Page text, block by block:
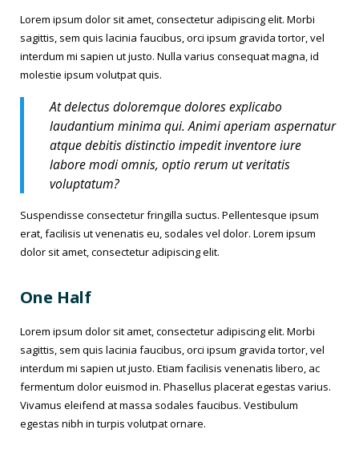
Lorem ipsum dolor sit amet, consectetur adipiscing elit. Morbi
sagittis, sem quis lacinia faucibus, orci ipsum gravida tortor, vel
interdum mi sapien ut justo. Nulla varius consequat magna, id
molestie ipsum volutpat quis.
At delectus doloremque dolores explicabo
laudantium minima qui. Animi aperiam aspernatur
atque debitis distinctio impedit inventore iure
labore modi omnis, optio rerum ut veritatis
voluptatum?
Suspendisse consectetur fringilla suctus. Pellentesque ipsum
erat, facilisis ut venenatis eu, sodales vel dolor. Lorem ipsum
dolor sit amet, consectetur adipiscing elit.
One Half
Lorem ipsum dolor sit amet, consectetur adipiscing elit. Morbi
sagittis, sem quis lacinia faucibus, orci ipsum gravida tortor, vel
interdum mi sapien ut justo. Etiam facilisis venenatis libero, ac
fermentum dolor euismod in. Phasellus placerat egestas varius.
Vivamus eleifend at massa sodales faucibus. Vestibulum
egestas nibh in turpis volutpat ornare.